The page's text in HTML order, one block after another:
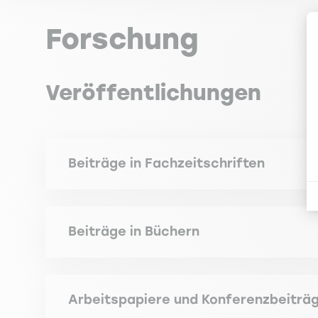
Forschung
Veröffentlichungen
Beiträge in Fachzeitschriften
CHABI S. (2008). De l'importance des réseaux
CHABI S. (2005). Les réseaux du CAC 40. La
Beiträge in Büchern
Arbeitspapiere und